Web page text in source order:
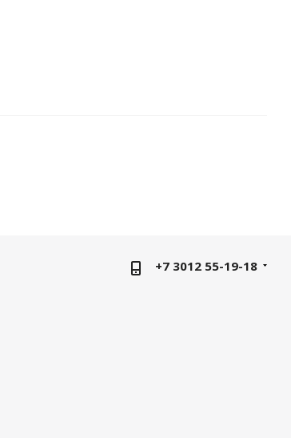
+7 3012 55-19-18